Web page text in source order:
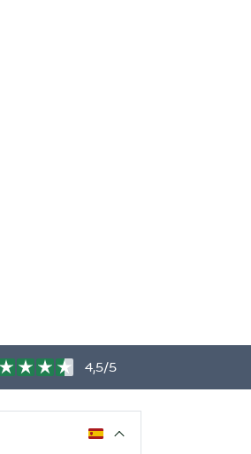
4,5/5